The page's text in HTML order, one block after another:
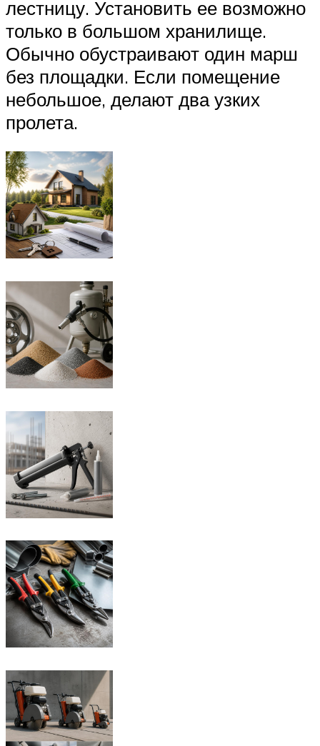
лестницу. Установить ее возможно
только в большом хранилище.
Обычно обустраивают один марш
без площадки. Если помещение
небольшое, делают два узких
пролета.